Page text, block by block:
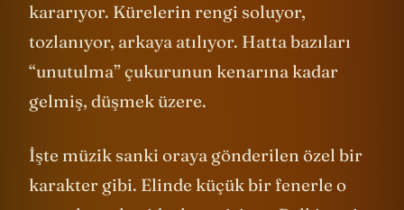
kararıyor. Kürelerin rengi soluyor,
tozlanıyor, arkaya atılıyor. Hatta bazıları
“unutulma” çukurunun kenarına kadar
gelmiş, düşmek üzere.
İşte müzik sanki oraya gönderilen özel bir
karakter gibi. Elinde küçük bir fenerle o